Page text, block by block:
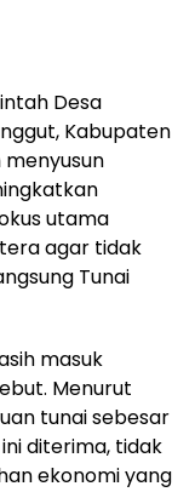
Desa
Kabupaten
utama
agar tidak
Tunai
masuk
Menurut
tunai sebesar
diterima, tidak
ekonomi yang